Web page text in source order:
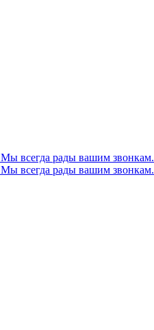
Мы всегда рады вашим звонкам.
Мы всегда рады вашим звонкам.